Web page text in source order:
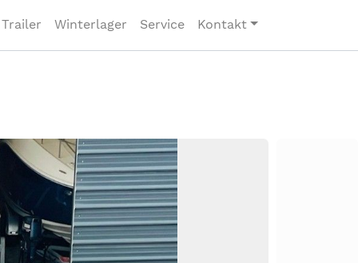
Trailer Winterlager Service Kontakt